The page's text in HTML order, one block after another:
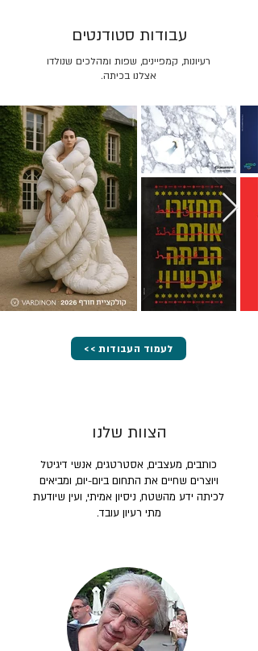
רעיונות, קמפיינים, שפות ומהלכים שנולדו
אצלנו בכיתה.
עבודות סטודנטים
<< לעמוד העבודות
הצוות שלנו
כותבים, מעצבים, אסטרטגים, אנשי דיגיטל
ויוצרים שחיים את התחום ביום-יום, ומביאים
לכיתה ידע מהשטח, ניסיון אמיתי, ועין שיודעת
מתי רעיון עובד.